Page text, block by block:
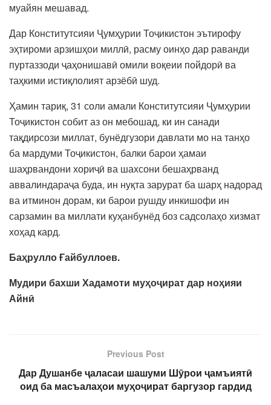
муайян мешавад.
Дар Конститутсияи Ҷумҳурии Тоҷикистон эътирофу
эҳтироми арзишҳои миллӣ, расму оинҳо дар раванди
пуртаззоди ҷаҳонишавӣ омили воқеии пойдорӣ ва
таҳкими истиқлолият арзёбӣ шуд.
Ҳамин тариқ, 31 соли амали Конститутсияи Ҷумҳурии
Тоҷикистон собит аз он мебошад, ки ин санади
тақдирсози миллат, бунёдгузори давлати мо на танҳо
ба мардуми Тоҷикистон, балки барои ҳамаи
шаҳрвандони хориҷӣ ва шахсони бешаҳрванд
аввалиндараҷа буда, ин нуқта зарурат ба шарҳ надорад
ва итминон дорам, ки барои рушду инкишофи ин
сарзамин ва миллати куҳанбунёд боз садсолаҳо хизмат
хоҳад кард.
Баҳрулло Ғайбуллоев.
Мудири бахши Хадамоти муҳоҷират дар ноҳияи
Айнӣ
Previous Post
Дар Душанбе ҷаласаи шашуми Шӯрои ҷамъиятӣ
оид ба масъалаҳои муҳоҷират баргузор гардид